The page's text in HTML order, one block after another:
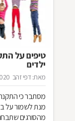
טיפים על
ילדים
מאת: דפי זהב
מסתבר כי
מהסורגים